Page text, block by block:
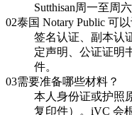
Sutthisan周一至周
02泰国 Notary Public 可
签名认证、副本认
定声明、公证证明
件。
03需要准备哪些材料？
本人身份证或护照
复印件）。iVC 会